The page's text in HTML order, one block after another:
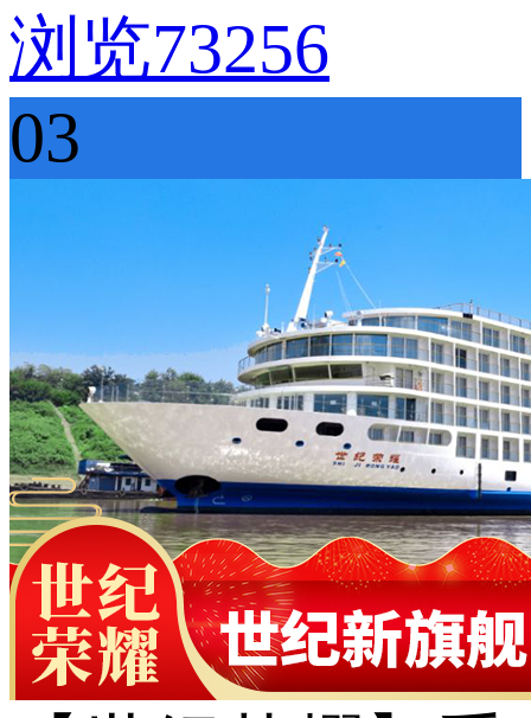
浏览73256
03